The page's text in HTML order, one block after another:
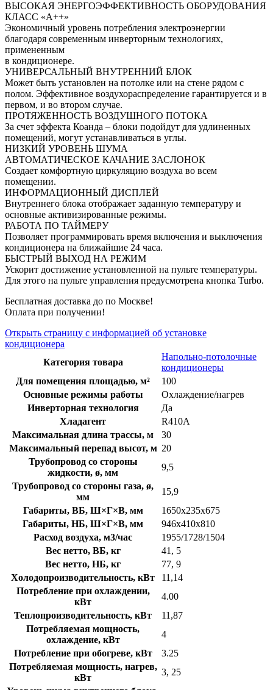
ВЫСОКАЯ ЭНЕРГОЭФФЕКТИВНОСТЬ ОБОРУДОВАНИЯ
КЛАСС «А++»
Экономичный уровень потребления электроэнергии
благодаря современным инверторным технологиях,
примененным
в кондиционере.
УНИВЕРСАЛЬНЫЙ ВНУТРЕННИЙ БЛОК
Может быть установлен на потолке или на стене рядом с
полом. Эффективное воздухораспределение гарантируется и в
первом, и во втором случае.
ПРОТЯЖЕННОСТЬ ВОЗДУШНОГО ПОТОКА
За счет эффекта Коанда – блоки подойдут для удлиненных
помещений, могут устанавливаться в углы.
НИЗКИЙ УРОВЕНЬ ШУМА
АВТОМАТИЧЕСКОЕ КАЧАНИЕ ЗАСЛОНОК
Создает комфортную циркуляцию воздуха во всем
помещении.
ИНФОРМАЦИОННЫЙ ДИСПЛЕЙ
Внутреннего блока отображает заданную температуру и
основные активизированные режимы.
РАБОТА ПО ТАЙМЕРУ
Позволяет программировать время включения и выключения
кондиционера на ближайшие 24 часа.
БЫСТРЫЙ ВЫХОД НА РЕЖИМ
Ускорит достижение установленной на пульте температуры.
Для этого на пульте управления предусмотрена кнопка Turbo.
Бесплатная доставка до по Москве!
Оплата при получении!
Открыть страницу с информацией об установке
кондиционера
Категория товара
Напольно-потолочные
кондиционеры
Для помещения площадью, м²
100
Основные режимы работы
Охлаждение/нагрев
Инверторная технология
Да
Хладагент
R410A
Максимальная длина трассы, м
30
Максимальный перепад высот, м 20
Трубопровод со стороны
жидкости, ø, мм
9,5
Трубопровод со стороны газа, ø,
мм
15,9
Габариты, ВБ, Ш×Г×В, мм
1650x235x675
Габариты, НБ, Ш×Г×В, мм
946x410x810
Расход воздуха, м3/час
1955/1728/1504
Вес нетто, ВБ, кг
41, 5
Вес нетто, НБ, кг
77, 9
Холодопроизводительность, кВт
11,14
Потребление при охлаждении,
кВт
4.00
Теплопроизводительность, кВт
11,87
Потребляемая мощность,
охлаждение, кВт
4
Потребление при обогреве, кВт
3.25
Потребляемая мощность, нагрев,
кВт
3, 25